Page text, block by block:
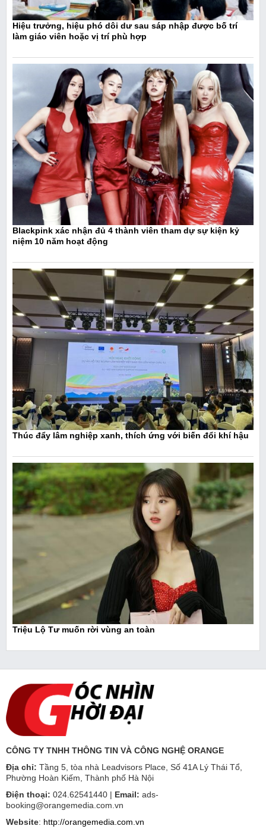
Hiệu trưởng, hiệu phó dôi dư sau sáp nhập được bố trí
làm giáo viên hoặc vị trí phù hợp
Blackpink xác nhận đủ 4 thành viên tham dự sự kiện kỷ
niệm 10 năm hoạt động
Thúc đẩy lâm nghiệp xanh, thích ứng với biến đổi khí hậu
Triệu Lộ Tư muốn rời vùng an toàn
CÔNG TY TNHH THÔNG TIN VÀ CÔNG NGHỆ ORANGE
Địa chỉ: Tầng 5, tòa nhà Leadvisors Place, Số 41A Lý Thái Tổ,
Phường Hoàn Kiếm, Thành phố Hà Nội
Điện thoại: 024.62541440 | Email: ads-
booking@orangemedia.com.vn
Website: http://orangemedia.com.vn